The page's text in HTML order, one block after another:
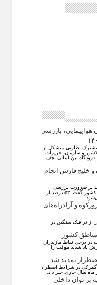
بازرسی
پروازی اربعین حسینی ۱۴۰۵، تیم مشترک نظارتی متشکل از
و سازمان تعزیرات
بین‌المللی نجف
و خلیج فارس انجام
بر ضرورت بررسی
پیامد‌های جنگ بر منابع آبزی آب‌های دریایی جنوب کشور گفت: ۵۳ درصد از
و آزادراه‌های
ترافیک سنگین در
کشور
برخی نقاط مازندران
باد شدید موقت را
تمدید شد
در شرایط اضطرار
ماه سال جاری خبر داد.
بر توان داخلی